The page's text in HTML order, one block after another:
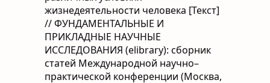
жизнедеятельности человека [Текст]
// ФУНДАМЕНТАЛЬНЫЕ И
ПРИКЛАДНЫЕ НАУЧНЫЕ
ИССЛЕДОВАНИЯ (elibrary): сборник
статей Международной научно–
практической конференции (Москва,